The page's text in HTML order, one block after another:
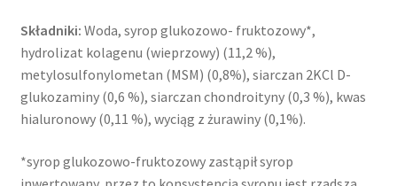
Składniki: Woda, syrop glukozowo- fruktozowy*,
hydrolizat kolagenu (wieprzowy) (11,2 %),
metylosulfonylometan (MSM) (0,8%), siarczan 2KCl D-
glukozaminy (0,6 %), siarczan chondroityny (0,3 %), kwas
hialuronowy (0,11 %), wyciąg z żurawiny (0,1%).
*syrop glukozowo-fruktozowy zastąpił syrop